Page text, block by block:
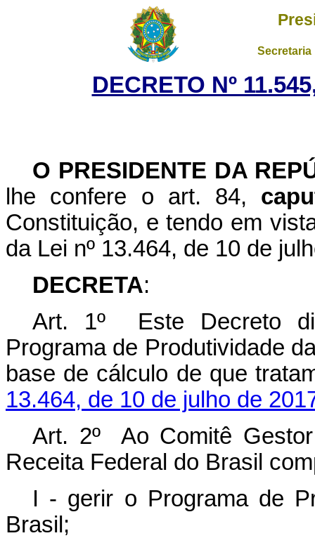
DECRETO Nº
O PRESIDENTE DA
lhe confere o art. 84,
Constituição, e tendo em
da Lei nº 13.464, de 10 de
DECRETA:
Art. 1º Este Decreto
Programa de Produtividade
base de cálculo de que
13.464, de 10 de julho de
Art. 2º Ao Comitê
Receita Federal do Brasil
I - gerir o Programa de
Brasil;